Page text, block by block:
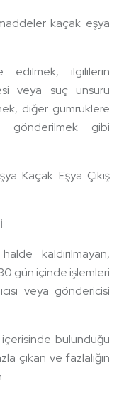
kaçak eşya
edilmek, ilgililerin
veya suç unsuru
diğer gümrüklere
gönderilmek gibi
Kaçak Eşya Çıkış
kaldırılmayan,
gün içinde işlemleri
veya göndericisi
bulunduğu
çıkan ve fazlalığın